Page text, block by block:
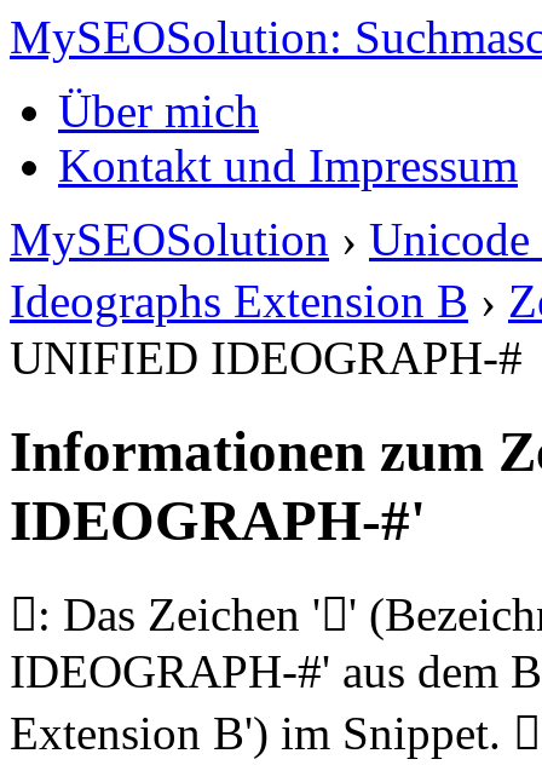
MySEOSolution:
Über mich
Kontakt und Impressum
MySEOSolution › Unicode
Ideographs Extension B ›
UNIFIED IDEOGRAPH-#
Informationen zum
IDEOGRAPH-#'
𦝆: Das Zeichen '𦝆'
IDEOGRAPH-#' aus dem
Extension B') im Snippet. 𦝆